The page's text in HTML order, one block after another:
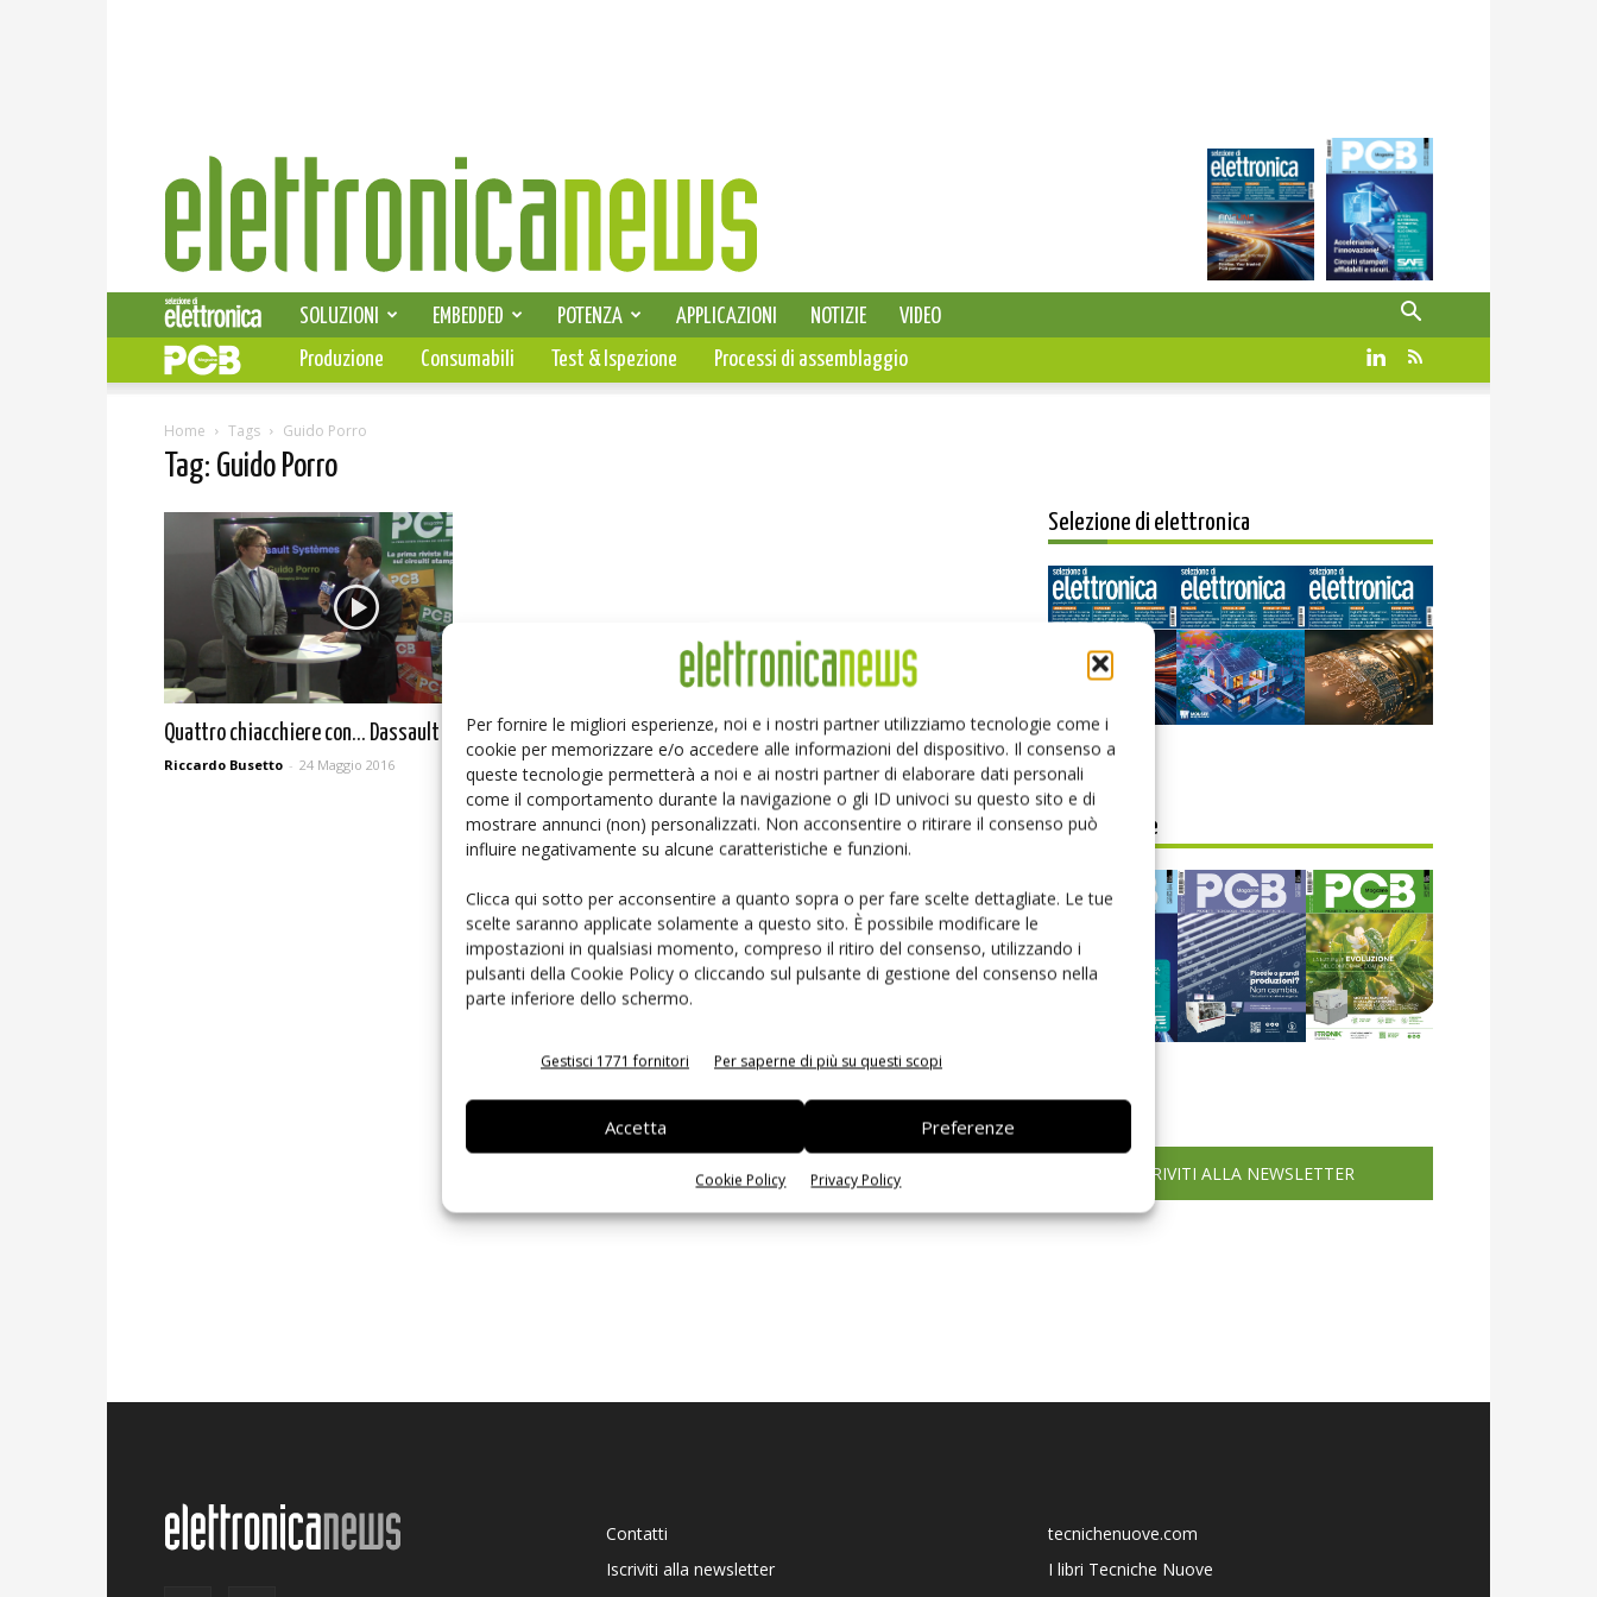
Per fornire le migliori esperienze, noi e i nostri partner utilizziamo tecnologie come i
cookie per memorizzare e/o accedere alle informazioni del dispositivo. Il consenso a
queste tecnologie permetterà a noi e ai nostri partner di elaborare dati personali
come il comportamento durante la navigazione o gli ID univoci su questo sito e di
mostrare annunci (non) personalizzati. Non acconsentire o ritirare il consenso può
influire negativamente su alcune caratteristiche e funzioni.
Clicca qui sotto per acconsentire a quanto sopra o per fare scelte dettagliate. Le tue
scelte saranno applicate solamente a questo sito. È possibile modificare le
impostazioni in qualsiasi momento, compreso il ritiro del consenso, utilizzando i
pulsanti della Cookie Policy o cliccando sul pulsante di gestione del consenso nella
parte inferiore dello schermo.
Gestisci 1771 fornitori Per saperne di più su questi scopi
Accetta Preferenze
Cookie Policy Privacy Policy
Elettronica
News
SELEZIONE DI ELETTRONICA
SOLUZIONI EMBEDDED POTENZA APPLICAZIONI NOTIZIE
VIDEO
PCB
Produzione Consumabili Test & Ispezione Processi di assemblaggio
Home Tags Guido Porro
Tag: Guido Porro
Quattro chiacchiere con… Dassault Systèmes
Riccardo Busetto - 24 Maggio 2016
Selezione di elettronica
Edicola web
PCB Magazine
ISCRIVITI ALLA NEWSLETTER
Contatti
Iscriviti alla newsletter
tecnichenuove.com
I libri Tecniche Nuove